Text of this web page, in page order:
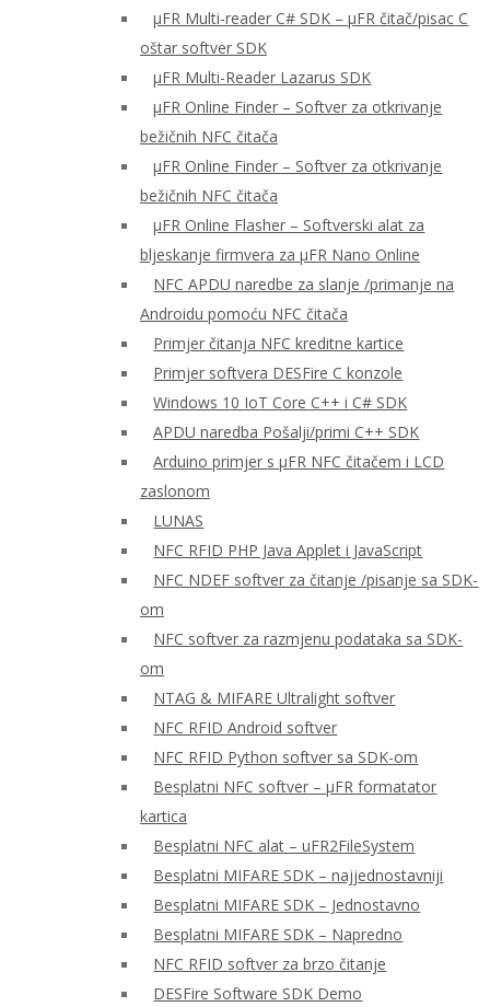
μFR Multi-reader C# SDK – μFR čitač/pisac C
oštar softver SDK
μFR Multi-Reader Lazarus SDK
μFR Online Finder – Softver za otkrivanje
bežičnih NFC čitača
μFR Online Finder – Softver za otkrivanje
bežičnih NFC čitača
μFR Online Flasher – Softverski alat za
bljeskanje firmvera za μFR Nano Online
NFC APDU naredbe za slanje /primanje na
Androidu pomoću NFC čitača
Primjer čitanja NFC kreditne kartice
Primjer softvera DESFire C konzole
Windows 10 IoT Core C++ i C# SDK
APDU naredba Pošalji/primi C++ SDK
Arduino primjer s μFR NFC čitačem i LCD
zaslonom
LUNAS
NFC RFID PHP Java Applet i JavaScript
NFC NDEF softver za čitanje /pisanje sa SDK-
om
NFC softver za razmjenu podataka sa SDK-
om
NTAG & MIFARE Ultralight softver
NFC RFID Android softver
NFC RFID Python softver sa SDK-om
Besplatni NFC softver – μFR formatator
kartica
Besplatni NFC alat – uFR2FileSystem
Besplatni MIFARE SDK – najjednostavniji
Besplatni MIFARE SDK – Jednostavno
Besplatni MIFARE SDK – Napredno
NFC RFID softver za brzo čitanje
DESFire Software SDK Demo